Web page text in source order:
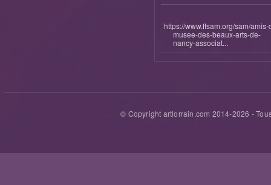
https://www.ffsam.org/sam/amis-
musee-des-beaux-arts-de-
nancy-associat...
© Copyright artlorrain.com 2014-2026 -